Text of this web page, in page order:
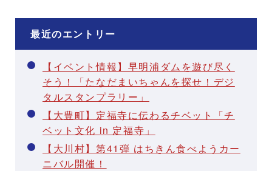
最近のエントリー
【イベント情報】早明浦ダムを遊び尽く
そう！「たなだまいちゃんを探せ！デジ
タルスタンプラリー」
【大豊町】定福寺に伝わるチベット「チ
ベット文化 in 定福寺」
【大川村】第41弾 はちきん食べようカー
ニバル開催！